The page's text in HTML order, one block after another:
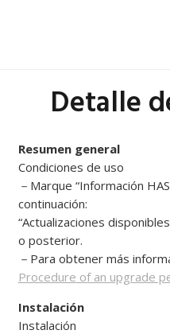
Detalle
Resumen general
Condiciones de uso
－ Marque “Información
continuación:
“Actualizaciones
o posterior.
－Para obtener más
Procedure of an upgrade
Instalación
Instalación